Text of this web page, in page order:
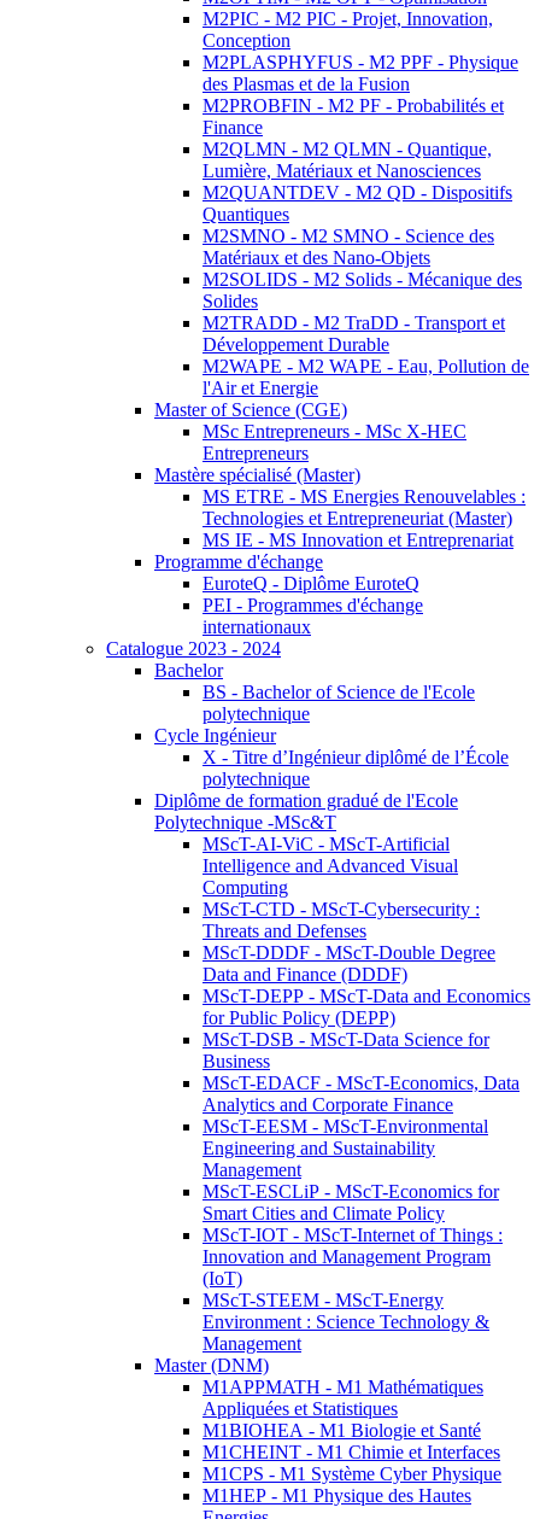
M2PIC - M2 PIC - Projet, Innovation,
Conception
M2PLASPHYFUS - M2 PPF - Physique
des Plasmas et de la Fusion
M2PROBFIN - M2 PF - Probabilités et
Finance
M2QLMN - M2 QLMN - Quantique,
Lumière, Matériaux et Nanosciences
M2QUANTDEV - M2 QD - Dispositifs
Quantiques
M2SMNO - M2 SMNO - Science des
Matériaux et des Nano-Objets
M2SOLIDS - M2 Solids - Mécanique des
Solides
M2TRADD - M2 TraDD - Transport et
Développement Durable
M2WAPE - M2 WAPE - Eau, Pollution de
l'Air et Energie
Master of Science (CGE)
MSc Entrepreneurs - MSc X-HEC
Entrepreneurs
Mastère spécialisé (Master)
MS ETRE - MS Energies Renouvelables :
Technologies et Entrepreneuriat (Master)
MS IE - MS Innovation et Entreprenariat
Programme d'échange
EuroteQ - Diplôme EuroteQ
PEI - Programmes d'échange
internationaux
Catalogue 2023 - 2024
Bachelor
BS - Bachelor of Science de l'Ecole
polytechnique
Cycle Ingénieur
X - Titre d’Ingénieur diplômé de l’École
polytechnique
Diplôme de formation gradué de l'Ecole
Polytechnique -MSc&T
MScT-AI-ViC - MScT-Artificial
Intelligence and Advanced Visual
Computing
MScT-CTD - MScT-Cybersecurity :
Threats and Defenses
MScT-DDDF - MScT-Double Degree
Data and Finance (DDDF)
MScT-DEPP - MScT-Data and Economics
for Public Policy (DEPP)
MScT-DSB - MScT-Data Science for
Business
MScT-EDACF - MScT-Economics, Data
Analytics and Corporate Finance
MScT-EESM - MScT-Environmental
Engineering and Sustainability
Management
MScT-ESCLiP - MScT-Economics for
Smart Cities and Climate Policy
MScT-IOT - MScT-Internet of Things :
Innovation and Management Program
(IoT)
MScT-STEEM - MScT-Energy
Environment : Science Technology &
Management
Master (DNM)
M1APPMATH - M1 Mathématiques
Appliquées et Statistiques
M1BIOHEA - M1 Biologie et Santé
M1CHEINT - M1 Chimie et Interfaces
M1CPS - M1 Système Cyber Physique
M1HEP - M1 Physique des Hautes